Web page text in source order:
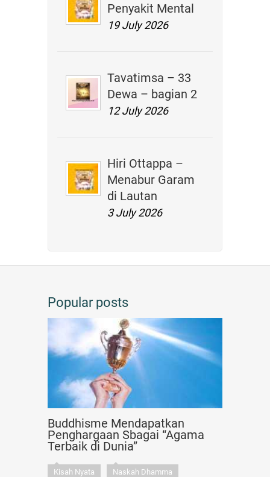
Penyakit Mental
19 July 2026
Tavatimsa – 33
Dewa – bagian 2
12 July 2026
Hiri Ottappa –
Menabur Garam
di Lautan
3 July 2026
Popular posts
Buddhisme Mendapatkan
Penghargaan Sbagai “Agama
Terbaik di Dunia”
Kisah Nyata
Naskah Dhamma